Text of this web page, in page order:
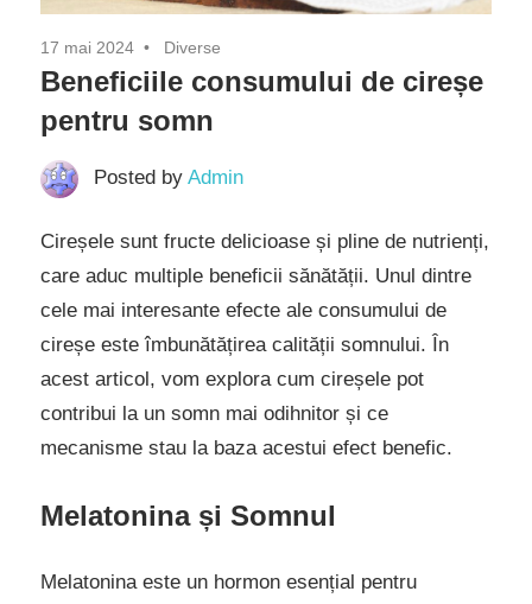
17 mai 2024 Diverse
Beneficiile consumului de cireșe
pentru somn
Posted by Admin
Cireșele sunt fructe delicioase și pline de nutrienți,
care aduc multiple beneficii sănătății. Unul dintre
cele mai interesante efecte ale consumului de
cireșe este îmbunătățirea calității somnului. În
acest articol, vom explora cum cireșele pot
contribui la un somn mai odihnitor și ce
mecanisme stau la baza acestui efect benefic.
Melatonina și Somnul
Melatonina este un hormon esențial pentru